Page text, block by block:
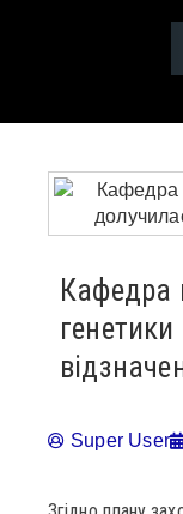
Кафедра
Super User